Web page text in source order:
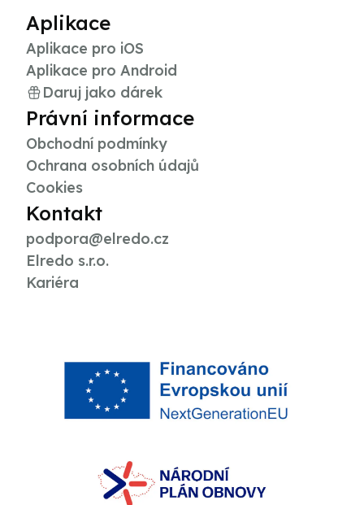
Aplikace
Aplikace pro iOS
Aplikace pro Android
Daruj jako dárek
Právní informace
Obchodní podmínky
Ochrana osobních údajů
Cookies
Kontakt
podpora@elredo.cz
Elredo s.r.o.
Kariéra